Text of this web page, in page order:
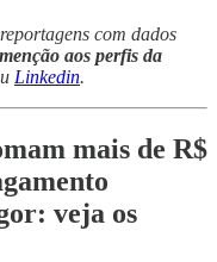
com dados
aos perfis da
Linkedin.
mais de R$
veja os